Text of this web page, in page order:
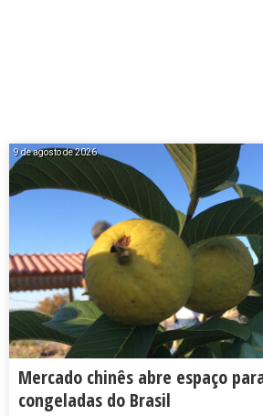
9 de agosto de 2026
Mercado chinês abre espaço
congeladas do Brasil